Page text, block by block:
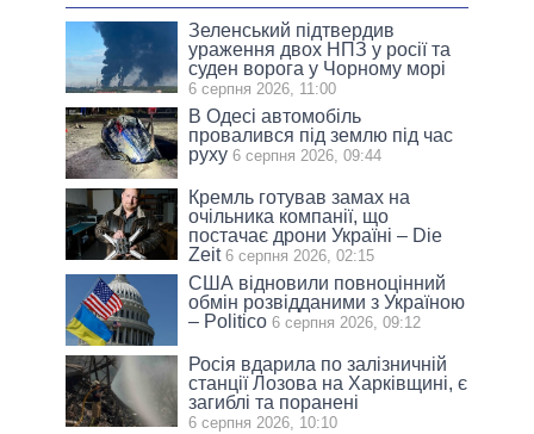
Зеленський підтвердив
ураження двох НПЗ у росії та
суден ворога у Чорному морі
6 серпня 2026, 11:00
В Одесі автомобіль
провалився під землю під час
руху 6 серпня 2026, 09:44
Кремль готував замах на
очільника компанії, що
постачає дрони Україні – Die
Zeit 6 серпня 2026, 02:15
США відновили повноцінний
обмін розвідданими з Україною
– Politico 6 серпня 2026, 09:12
Росія вдарила по залізничній
станції Лозова на Харківщині, є
загиблі та поранені
6 серпня 2026, 10:10